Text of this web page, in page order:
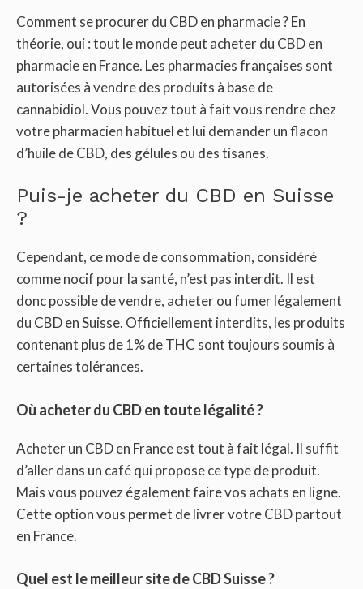
Comment se procurer du CBD en pharmacie ? En
théorie, oui : tout le monde peut acheter du CBD en
pharmacie en France. Les pharmacies françaises sont
autorisées à vendre des produits à base de
cannabidiol. Vous pouvez tout à fait vous rendre chez
votre pharmacien habituel et lui demander un flacon
d’huile de CBD, des gélules ou des tisanes.
Puis-je acheter du CBD en Suisse
?
Cependant, ce mode de consommation, considéré
comme nocif pour la santé, n’est pas interdit. Il est
donc possible de vendre, acheter ou fumer légalement
du CBD en Suisse. Officiellement interdits, les produits
contenant plus de 1% de THC sont toujours soumis à
certaines tolérances.
Où acheter du CBD en toute légalité ?
Acheter un CBD en France est tout à fait légal. Il suffit
d’aller dans un café qui propose ce type de produit.
Mais vous pouvez également faire vos achats en ligne.
Cette option vous permet de livrer votre CBD partout
en France.
Quel est le meilleur site de CBD Suisse ?